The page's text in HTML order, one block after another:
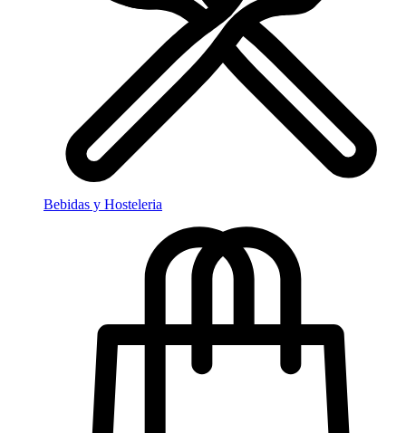
Bebidas y Hosteleria